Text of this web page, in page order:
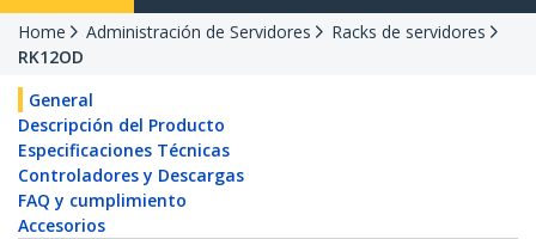
Home Administración de Servidores
Racks de servidores
RK12OD
General
Descripción del Producto
Especificaciones Técnicas
Controladores y Descargas
FAQ y cumplimiento
Accesorios